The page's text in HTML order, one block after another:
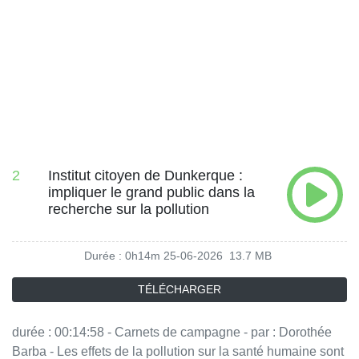
2
Institut citoyen de Dunkerque :
impliquer le grand public dans la
recherche sur la pollution
Durée : 0h14m 25-06-2026 13.7 MB
TÉLÉCHARGER
durée : 00:14:58 - Carnets de campagne - par : Dorothée
Barba - Les effets de la pollution sur la santé humaine sont